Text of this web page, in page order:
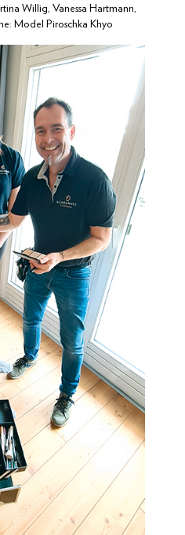
Willig, Vanessa Hartmann,
Model Piroschka Khyo